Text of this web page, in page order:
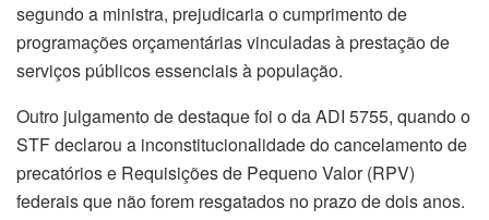
segundo a ministra, prejudicaria o cumprimento de
programações orçamentárias vinculadas à prestação de
serviços públicos essenciais à população.
Outro julgamento de destaque foi o da ADI 5755, quando o
STF declarou a inconstitucionalidade do cancelamento de
precatórios e Requisições de Pequeno Valor (RPV)
federais que ​não forem resgatados no prazo de dois anos.